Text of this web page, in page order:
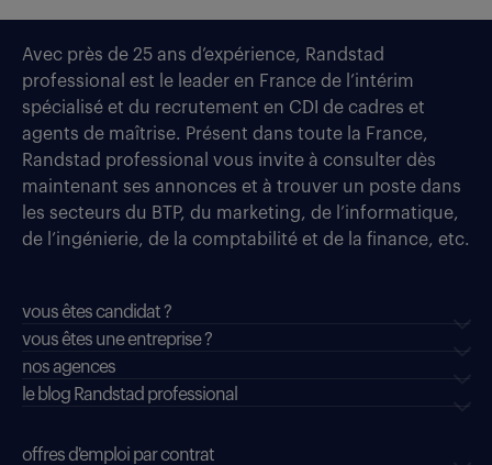
Avec près de 25 ans d’expérience, Randstad
professional est le leader en France de l’intérim
spécialisé et du recrutement en CDI de cadres et
agents de maîtrise. Présent dans toute la France,
Randstad professional vous invite à consulter dès
maintenant ses annonces et à trouver un poste dans
les secteurs du BTP, du marketing, de l’informatique,
de l’ingénierie, de la comptabilité et de la finance, etc.
vous êtes candidat ?
vous êtes une entreprise ?
nos agences
le blog Randstad professional
offres d'emploi par contrat